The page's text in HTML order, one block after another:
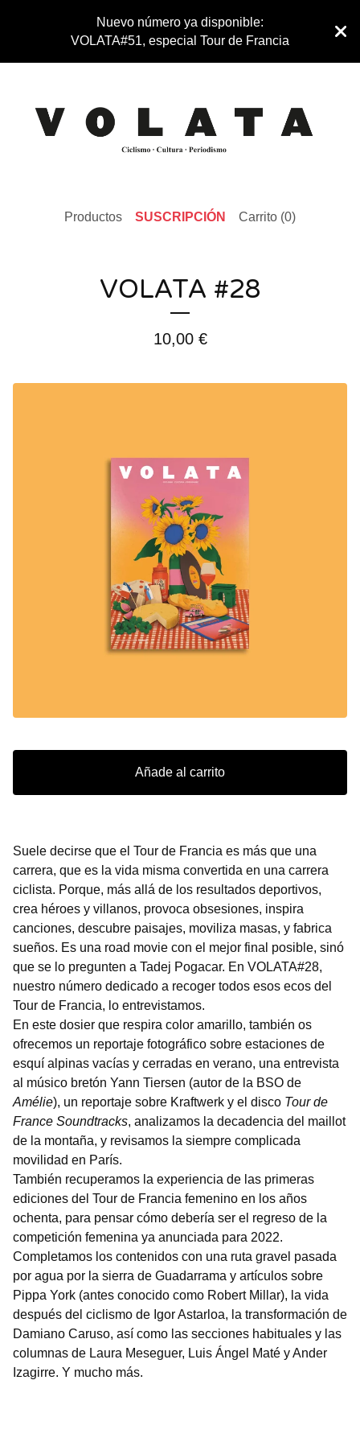
Nuevo número ya disponible:
VOLATA#51, especial Tour de Francia
Productos SUSCRIPCIÓN Carrito (0)
VOLATA #28
10,00 €
Añade al carrito
Suele decirse que el Tour de Francia es más que una
carrera, que es la vida misma convertida en una carrera
ciclista. Porque, más allá de los resultados deportivos,
crea héroes y villanos, provoca obsesiones, inspira
canciones, descubre paisajes, moviliza masas, y fabrica
sueños. Es una road movie con el mejor final posible, sinó
que se lo pregunten a Tadej Pogacar. En VOLATA#28,
nuestro número dedicado a recoger todos esos ecos del
Tour de Francia, lo entrevistamos.
En este dosier que respira color amarillo, también os
ofrecemos un reportaje fotográfico sobre estaciones de
esquí alpinas vacías y cerradas en verano, una entrevista
al músico bretón Yann Tiersen (autor de la BSO de
Amélie), un reportaje sobre Kraftwerk y el disco Tour de
France Soundtracks, analizamos la decadencia del maillot
de la montaña, y revisamos la siempre complicada
movilidad en París.
También recuperamos la experiencia de las primeras
ediciones del Tour de Francia femenino en los años
ochenta, para pensar cómo debería ser el regreso de la
competición femenina ya anunciada para 2022.
Completamos los contenidos con una ruta gravel pasada
por agua por la sierra de Guadarrama y artículos sobre
Pippa York (antes conocido como Robert Millar), la vida
después del ciclismo de Igor Astarloa, la transformación de
Damiano Caruso, así como las secciones habituales y las
columnas de Laura Meseguer, Luis Ángel Maté y Ander
Izagirre. Y mucho más.